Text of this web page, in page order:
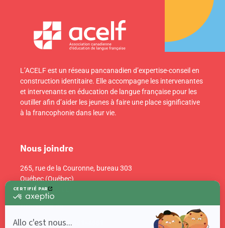
L’ACELF est un réseau pancanadien d’expertise-conseil en
construction identitaire. Elle accompagne les intervenantes
et intervenants en éducation de langue française pour les
outiller afin d’aider les jeunes à faire une place significative
à la francophonie dans leur vie.
Nous joindre
265, rue de la Couronne, bureau 303
Québec (Québec)
Canada G1K 6E1
info@acelf.ca
Téléphone : 418 681-4661